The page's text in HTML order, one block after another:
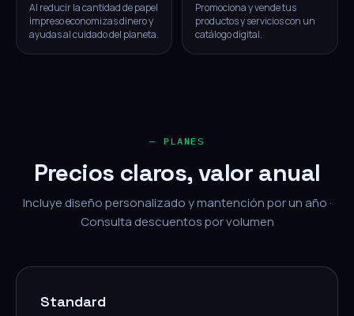
Al reducir la cantidad de papel
impreso economizas dinero y
ayudas al cuidado del planeta.
Promociona y vende tus
productos y servicios con un
catálogo digital.
— PLANES
Precios claros, valor anual
Incluye diseño personalizado y mantención por un año ·
Consulta descuentos por volumen
Standard